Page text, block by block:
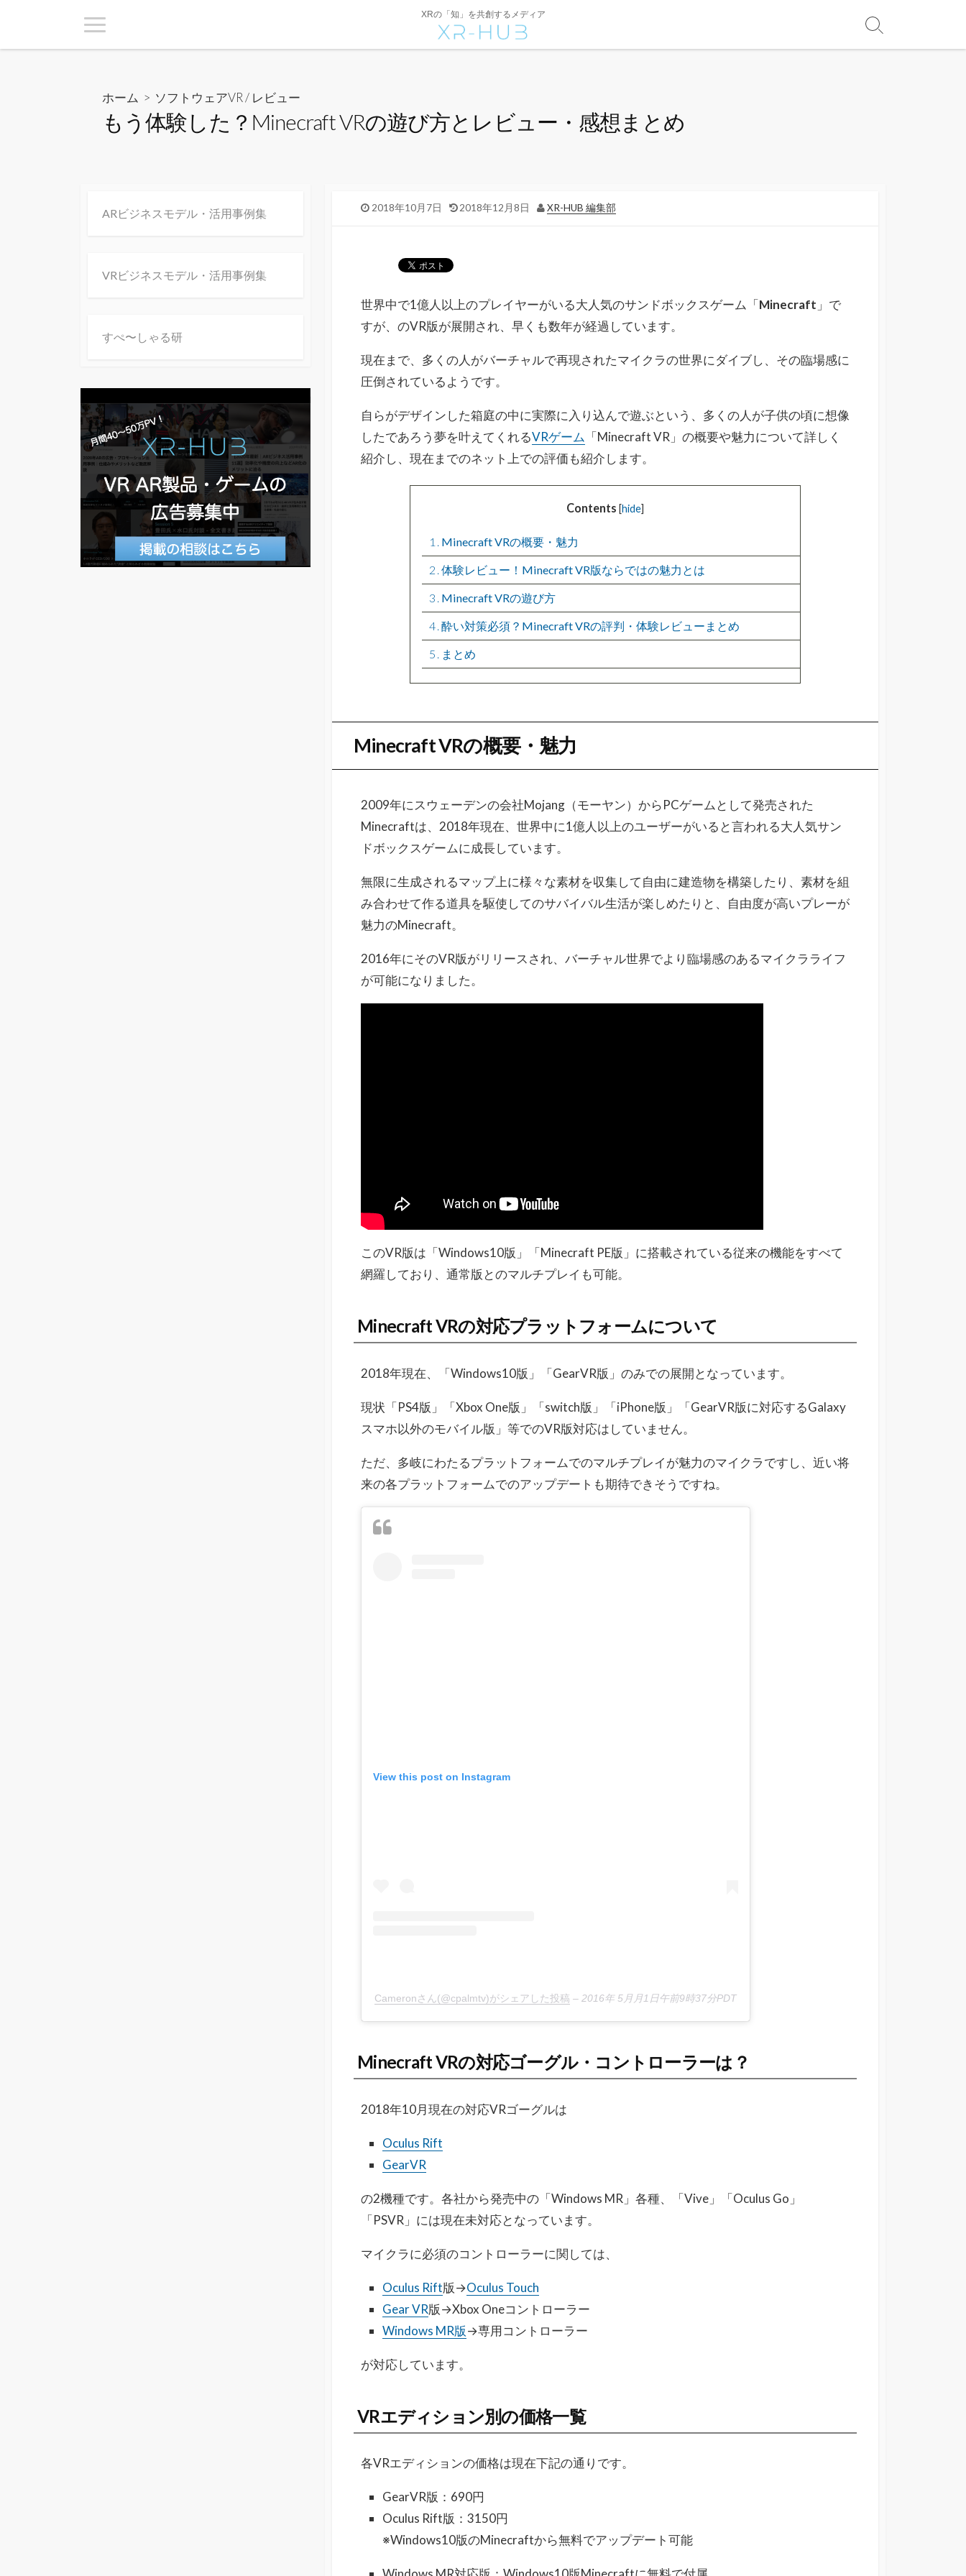
XRの「知」を共創するメディア
ホーム > ソフトウェアVR/ レビュー
もう体験した？Minecraft VRの遊び方とレビュー・感想まとめ
2018年10月7日 2018年12月8日 XR-HUB 編集部
世界中で1億人以上のプレイヤーがいる大人気のサンドボックスゲーム「Minecraft 」で
すが、のVR版が展開され、早くも数年が経過しています。
現在まで、多くの人がバーチャルで再現されたマイクラの世界にダイブし、その臨場感に
圧倒されているようです。
自らがデザインした箱庭の中に実際に入り込んで遊ぶという、多くの人が子供の頃に想像
したであろう夢を叶えてくれるVRゲーム 「Minecraft VR」の概要や魅力について詳しく
紹介し、現在までのネット上での評価も紹介します。
Contents [hide]
1 Minecraft VRの概要・魅力
2 体験レビュー！Minecraft VR版ならではの魅力とは
3 Minecraft VRの遊び方
4 酔い対策必須？Minecraft VRの評判・体験レビューまとめ
5 まとめ
Minecraft VRの概要・魅力
2009年にスウェーデンの会社Mojang（モーヤン）からPCゲームとして発売された
Minecraftは、2018年現在、世界中に1億人以上のユーザーがいると言われる大人気サン
ドボックスゲームに成長しています。
無限に生成されるマップ上に様々な素材を収集して自由に建造物を構築したり、素材を組
み合わせて作る道具を駆使してのサバイバル生活が楽しめたりと、自由度が高いプレーが
魅力のMinecraft。
2016年にそのVR版がリリースされ、バーチャル世界でより臨場感のあるマイクラライフ
が可能になりました。
このVR版は「Windows10版」「Minecraft PE版 」に搭載されている従来の機能をすべて
網羅しており、通常版とのマルチプレイも可能。
Minecraft VRの対応プラットフォームについて
2018年現在、「Windows10版」「GearVR版 」 のみでの展開となっています。
現状「PS4版」「Xbox One版」「switch版」「iPhone版」「GearVR版に対応するGalaxy
スマホ以外のモバイル版」等でのVR版対応はしていません。
ただ、多岐にわたるプラットフォームでのマルチプレイが魅力のマイクラですし、近い将
来の各プラットフォームでのアップデートも期待できそうですね。
View this post on Instagram
Cameronさん(@cpalmtv)がシェアした投稿 – 2016年 5月月1日午前9時37分PDT
Minecraft VRの対応ゴーグル・コントローラーは？
2018年10月現在の対応VRゴーグルは
Oculus Rift
GearVR
の2機種です。各社から発売中の「Windows MR 」各種、「Vive」「Oculus Go 」
「PSVR」には現在未対応となっています。
マイクラに必須のコントローラーに関しては、
Oculus Rift版→Oculus Touch
Gear VR版→Xbox Oneコントローラー
Windows MR版→専用コントローラー
が対応しています。
VRエディション別の価格一覧
各VRエディションの価格は現在下記の通りです。
GearVR版：690円
Oculus Rift版：3150円
※Windows10版のMinecraftから無料でアップデート可能
ARビジネスモデル・活用事例集
VRビジネスモデル・活用事例集
すぺ〜しゃる研